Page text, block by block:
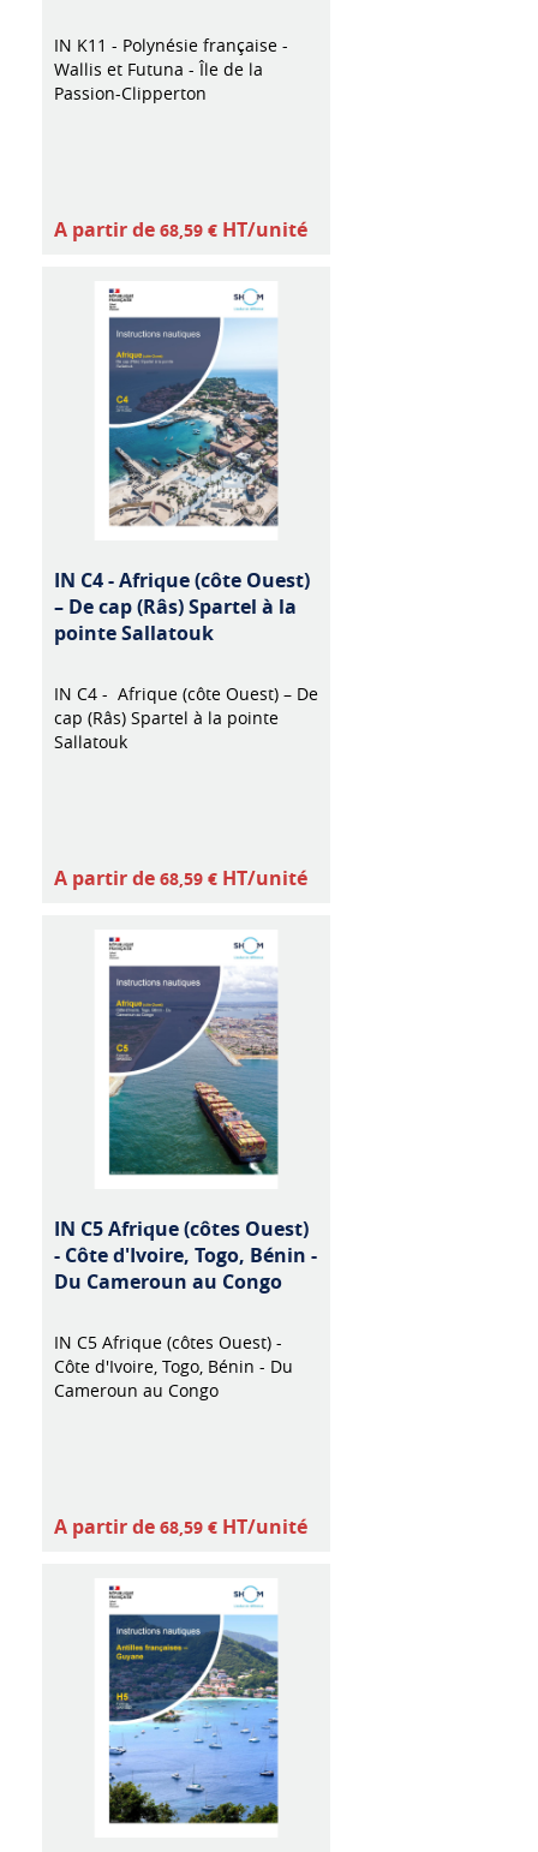
IN K11 - Polynésie française -
Wallis et Futuna - Île de la
Passion-Clipperton
A partir de 68,59 € HT/unité
IN C4 - Afrique (côte Ouest)
– De cap (Râs) Spartel à la
pointe Sallatouk
IN C4 - Afrique (côte Ouest) – De
cap (Râs) Spartel à la pointe
Sallatouk
A partir de 68,59 € HT/unité
IN C5 Afrique (côtes Ouest)
- Côte d'Ivoire, Togo, Bénin -
Du Cameroun au Congo
IN C5 Afrique (côtes Ouest) -
Côte d'Ivoire, Togo, Bénin - Du
Cameroun au Congo
A partir de 68,59 € HT/unité